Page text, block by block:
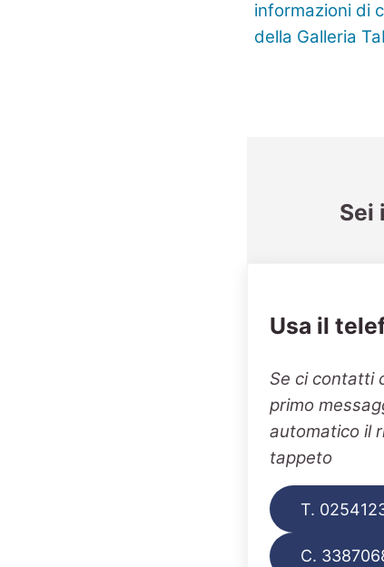
Sei
Usa il
Se ci contatti
primo
automatico il
tappeto
T.
C.